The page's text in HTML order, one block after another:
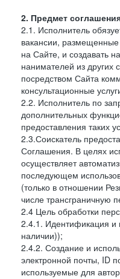
2. Предмет
2.1. Исполнитель
вакансии,
на Сайте, и создавать
нанимателей из других
посредством Сайта
консультационные
2.2. Исполнитель по
дополнительных
предоставления таких
2.3.Соискатель
Соглашения. В целях
осуществляет
последующем
(только в отношении
числе трансграничную
2.4 Цель обработки
2.4.1. Идентификация и
наличии));
2.4.2. Создание и
электронной почты, ID
используемые для